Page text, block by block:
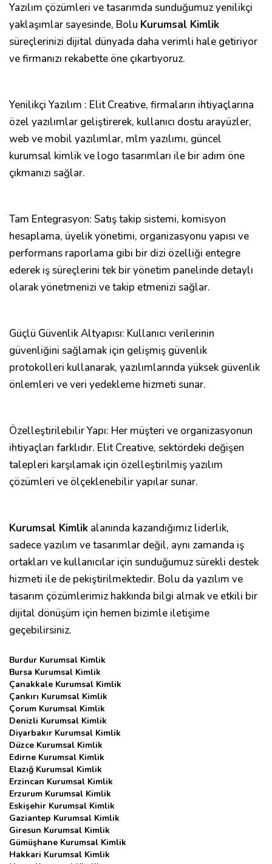
Yazılım çözümleri ve tasarımda sunduğumuz yenilikçi
yaklaşımlar sayesinde, Bolu Kurumsal Kimlik
süreçlerinizi dijital dünyada daha verimli hale getiriyor
ve firmanızı rekabette öne çıkartıyoruz.
Yenilikçi Yazılım : Elit Creative, firmaların ihtiyaçlarına
özel yazılımlar geliştirerek, kullanıcı dostu arayüzler,
web ve mobil yazılımlar, mlm yazılımı, güncel
kurumsal kimlik ve logo tasarımları ile bir adım öne
çıkmanızı sağlar.
Tam Entegrasyon: Satış takip sistemi, komisyon
hesaplama, üyelik yönetimi, organizasyonu yapısı ve
performans raporlama gibi bir dizi özelliği entegre
ederek iş süreçlerini tek bir yönetim panelinde detaylı
olarak yönetmenizi ve takip etmenizi sağlar.
Güçlü Güvenlik Altyapısı: Kullanıcı verilerinin
güvenliğini sağlamak için gelişmiş güvenlik
protokolleri kullanarak, yazılımlarında yüksek güvenlik
önlemleri ve veri yedekleme hizmeti sunar.
Özelleştirilebilir Yapı: Her müşteri ve organizasyonun
ihtiyaçları farklıdır. Elit Creative, sektördeki değişen
talepleri karşılamak için özelleştirilmiş yazılım
çözümleri ve ölçeklenebilir yapılar sunar.
Kurumsal Kimlik alanında kazandığımız liderlik,
sadece yazılım ve tasarımlar değil, aynı zamanda iş
ortakları ve kullanıcılar için sunduğumuz sürekli destek
hizmeti ile de pekiştirilmektedir. Bolu da yazılım ve
tasarım çözümlerimiz hakkında bilgi almak ve etkili bir
dijital dönüşüm için hemen bizimle iletişime
geçebilirsiniz.
Burdur Kurumsal Kimlik
Bursa Kurumsal Kimlik
Çanakkale Kurumsal Kimlik
Çankırı Kurumsal Kimlik
Çorum Kurumsal Kimlik
Denizli Kurumsal Kimlik
Diyarbakır Kurumsal Kimlik
Düzce Kurumsal Kimlik
Edirne Kurumsal Kimlik
Elazığ Kurumsal Kimlik
Erzincan Kurumsal Kimlik
Erzurum Kurumsal Kimlik
Eskişehir Kurumsal Kimlik
Gaziantep Kurumsal Kimlik
Giresun Kurumsal Kimlik
Gümüşhane Kurumsal Kimlik
Hakkari Kurumsal Kimlik